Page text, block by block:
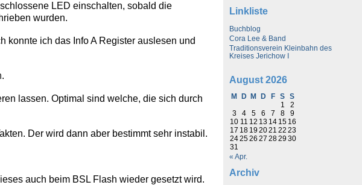
LED einschalten, sobald die
wurden.
konnte ich das Info A Register auslesen und
lassen. Optimal sind welche, die sich durch
Der wird dann aber bestimmt sehr instabil.
auch beim BSL Flash wieder gesetzt wird.
Linkliste
Buchblog
Cora Lee & Band
Traditionsverein Kleinbahn des
Kreises Jerichow I
August 2026
M D M D F S S
1
2
3
4 5 6 7 8
9
10 11 12 13 14 15 16
17 18 19 2021 22 23
242526 27 2829 30
31
« Apr.
Archiv